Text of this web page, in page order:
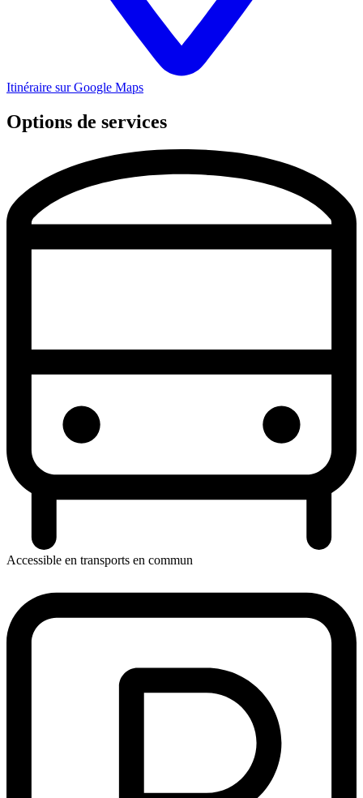
Itinéraire sur Google Maps
Options de services
Accessible en transports en commun